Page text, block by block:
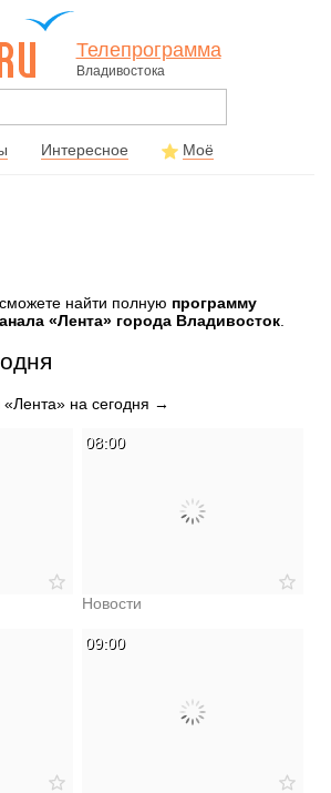
Телепрограмма
Владивостока
Интересное Моё
найти полную программу
«Лента» города Владивосток
на сегодня →
Новости
08:00
09:00